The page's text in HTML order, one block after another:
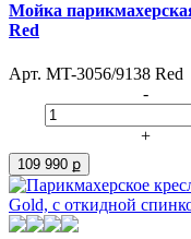
Мойка
Red
Арт. MT-3056/9138 Red
-
+
109 990 ք